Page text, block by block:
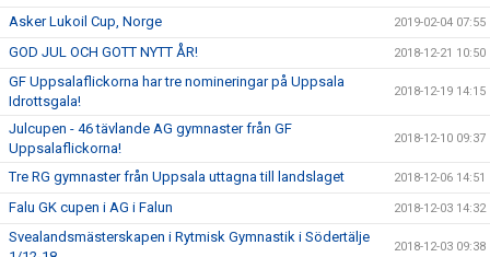
Asker Lukoil Cup, Norge 2019-02-04 07:55
GOD JUL OCH GOTT NYTT ÅR! 2018-12-21 10:50
GF Uppsalaflickorna har tre nomineringar på Uppsala
Idrottsgala!
2018-12-19 14:15
Julcupen - 46 tävlande AG gymnaster från GF
Uppsalaflickorna!
2018-12-10 09:37
Tre RG gymnaster från Uppsala uttagna till landslaget 2018-12-06 14:51
Falu GK cupen i AG i Falun 2018-12-03 14:32
Svealandsmästerskapen i Rytmisk Gymnastik i Södertälje
2018-12-03 09:38